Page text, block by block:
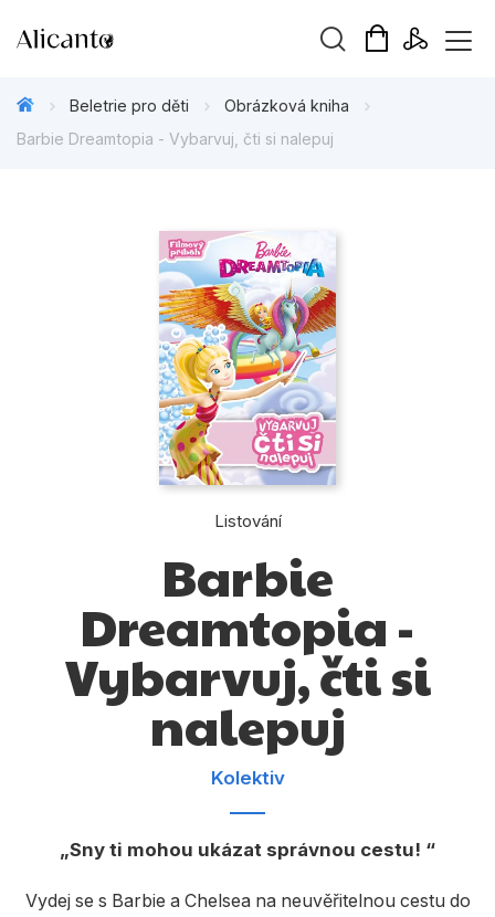
Připravujeme
Tipy redakce
Beletrie pro děti
Beletrie pro dospělé
Jazyky
Kalendáře
Počítače
Poezie
Beletrie pro děti
Obrázková kniha
Barbie Dreamtopia - Vybarvuj, čti si nalepuj
Listování
Barbie
Dreamtopia -
Vybarvuj, čti si
nalepuj
Kolektiv
Sny ti mohou ukázat správnou cestu!
Vydej se s Barbie a Chelsea na neuvěřitelnou cestu do